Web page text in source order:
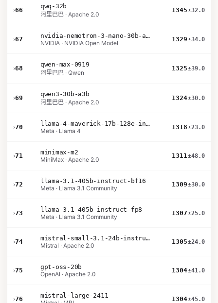
›66
qwq-32b
阿里巴巴 · Apache 2.0
1345±32.0
›67
nvidia-nemotron-3-nano-30b-a3b-bf16
NVIDIA · NVIDIA Open Model
1329±34.0
›68
qwen-max-0919
阿里巴巴 · Qwen
1325±39.0
›69
qwen3-30b-a3b
阿里巴巴 · Apache 2.0
1324±30.0
›70
llama-4-maverick-17b-128e-instruct
Meta · Llama 4
1318±23.0
›71
minimax-m2
MiniMax · Apache 2.0
1311±48.0
›72
llama-3.1-405b-instruct-bf16
Meta · Llama 3.1 Community
1309±30.0
›73
llama-3.1-405b-instruct-fp8
Meta · Llama 3.1 Community
1307±25.0
›74
mistral-small-3.1-24b-instruct-2503
Mistral · Apache 2.0
1305±24.0
›75
gpt-oss-20b
OpenAI · Apache 2.0
1304±41.0
›76
mistral-large-2411
1304±45.0